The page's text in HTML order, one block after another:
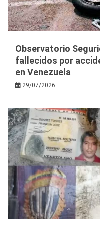
Observatorio
fallecidos por
en Venezuela
29/07/2026